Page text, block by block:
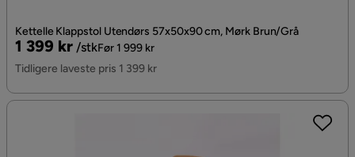
Kettelle Klappstol Utendørs 57x50x90 cm, Mørk Brun/Grå
Pris
1 399 kr /stk
Original
Pris
Før 1 999 kr
Tidligere laveste pris 1 399 kr